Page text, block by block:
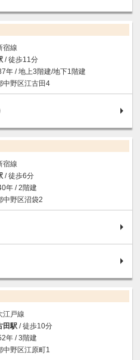
宿線
/ 徒歩11分
年 / 地上3階建/地下1階建
中野区江古田4
宿線
/ 徒歩6分
年 / 2階建
中野区沼袋2
江戸線
田駅/ 徒歩10分
年 / 3階建
中野区江原町1